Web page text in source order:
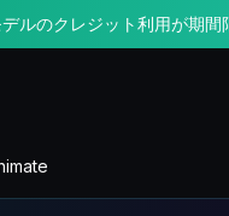
ルのクレジット利用が期間